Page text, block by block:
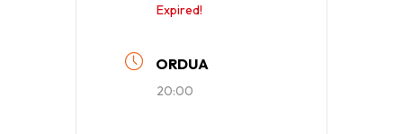
Expired!
ORDUA
20:00